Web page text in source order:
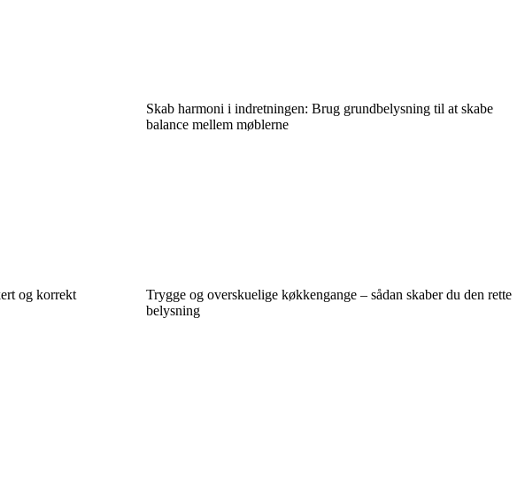
Skab harmoni i indretningen: Brug grundbelysning til at skabe
balance mellem møblerne
og korrekt
Trygge og overskuelige køkkengange – sådan skaber du den rette
belysning